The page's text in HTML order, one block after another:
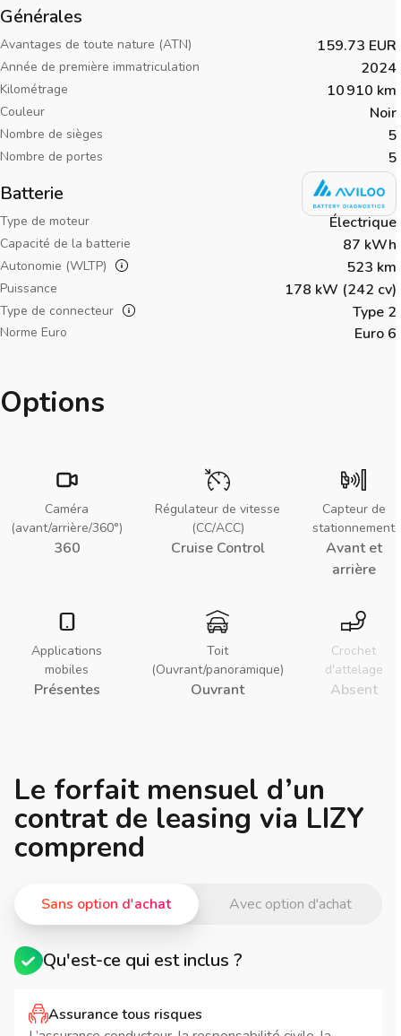
Générales
Avantages de toute nature (ATN) 159.73 EUR
Année de première immatriculation 2024
Kilométrage 10 910 km
Couleur Noir
Nombre de sièges 5
Nombre de portes 5
Batterie
Type de moteur Électrique
Capacité de la batterie 87 kWh
Autonomie (WLTP) 523 km
Puissance 178 kW (242 cv)
Type de connecteur Type 2
Norme Euro Euro 6
Options
Caméra
(avant/arrière/360°)
360
Régulateur de vitesse
(CC/ACC)
Cruise Control
Capteur de
stationnement
Avant et
arrière
Applications
mobiles
Présentes
Toit
(Ouvrant/panoramique)
Ouvrant
Crochet
d'attelage
Absent
Le forfait mensuel d’un
contrat de leasing via LIZY
comprend
Avec option d'achat
Sans option d'achat
Qu'est-ce qui est inclus ?
Assurance tous risques